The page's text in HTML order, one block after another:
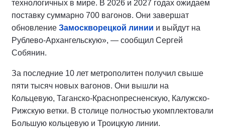
технологичных в мире. В 2026 и 2027 годах ожидаем
поставку суммарно 700 вагонов. Они завершат
обновление Замоскворецкой линии и выйдут на
Рублево-Архангельскую», — сообщил Сергей
Собянин.
За последние 10 лет метрополитен получил свыше
пяти тысяч новых вагонов. Они вышли на
Кольцевую, Таганско-Краснопресненскую, Калужско-
Рижскую ветки. В столице полностью укомплектовали
Большую кольцевую и Троицкую линии.